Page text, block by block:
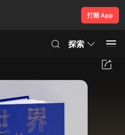
打開 App
探索